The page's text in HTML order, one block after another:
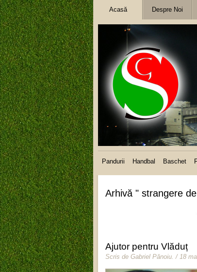
Acasă Despre Noi
Pandurii Handbal Baschet
Arhivă " strangere
Ajutor pentru Vlăduț
Scris de Gabriel Pănoiu. / 18